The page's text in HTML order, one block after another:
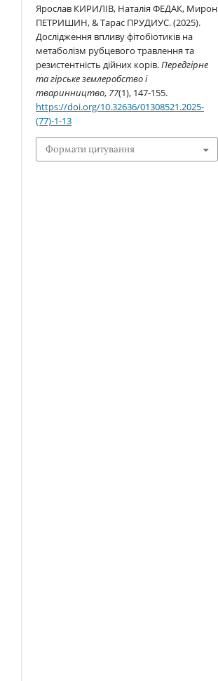
Ярослав КИРИЛІВ, Наталія ФЕДАК, Мирон
ПЕТРИШИН, & Тарас ПРУДИУС. (2025).
Дослідження впливу фітобіотиків на
метаболізм рубцевого травлення та
резистентність дійних корів.Передгірне
та гірське землеробство і
тваринництво, 77(1), 147-155.
https://doi.org/10.32636/01308521.2025-
(77)-1-13
Формати цитування